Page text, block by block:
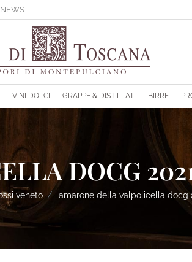
NEWS
VINI DOLCI GRAPPE & DISTILLATI BIRRE
DOCG
veneto amarone della valpolicella docg